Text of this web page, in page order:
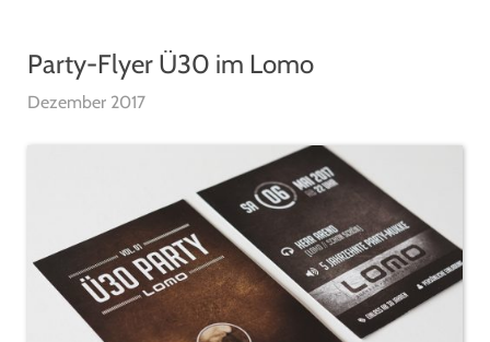
Party-Flyer Ü30 im Lomo
Dezember 2017